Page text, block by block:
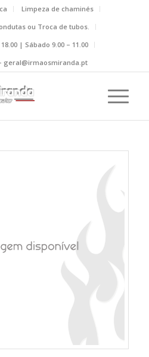
Limpeza de chaminés
ou Troca de tubos.
18.00 | Sábado 9.00 – 11.00
– geral@irmaosmiranda.pt